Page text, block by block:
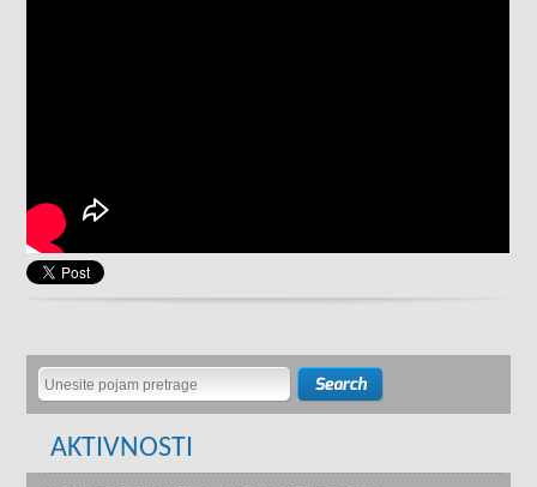
AKTIVNOSTI